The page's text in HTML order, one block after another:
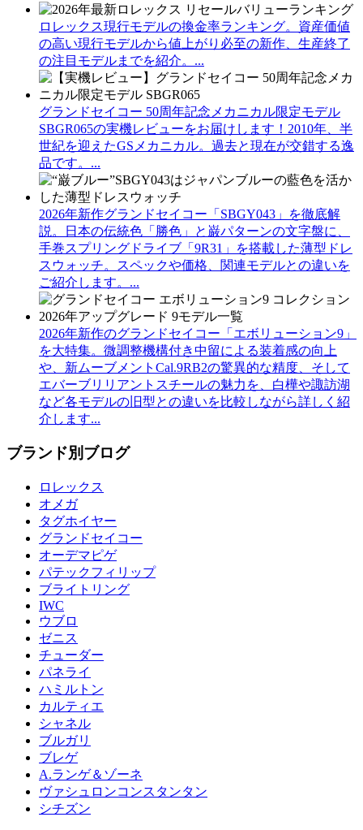
ロレックス現行モデルの換金率ランキング。資産価値
の高い現行モデルから値上がり必至の新作、生産終了
の注目モデルまでを紹介。...
グランドセイコー 50周年記念メカニカル限定モデル
SBGR065の実機レビューをお届けします！2010年、半
世紀を迎えたGSメカニカル。過去と現在が交錯する逸
品です。...
2026年新作グランドセイコー「SBGY043」を徹底解
説。日本の伝統色「勝色」と巌パターンの文字盤に、
手巻スプリングドライブ「9R31」を搭載した薄型ドレ
スウォッチ。スペックや価格、関連モデルとの違いを
ご紹介します。...
2026年新作のグランドセイコー「エボリューション9」
を大特集。微調整機構付き中留による装着感の向上
や、新ムーブメントCal.9RB2の驚異的な精度、そして
エバーブリリアントスチールの魅力を、白樺や諏訪湖
など各モデルの旧型との違いを比較しながら詳しく紹
介します...
ブランド別ブログ
ロレックス
オメガ
タグホイヤー
グランドセイコー
オーデマピゲ
パテックフィリップ
ブライトリング
IWC
ウブロ
ゼニス
チューダー
パネライ
ハミルトン
カルティエ
シャネル
ブルガリ
ブレゲ
A.ランゲ＆ゾーネ
ヴァシュロンコンスタンタン
シチズン